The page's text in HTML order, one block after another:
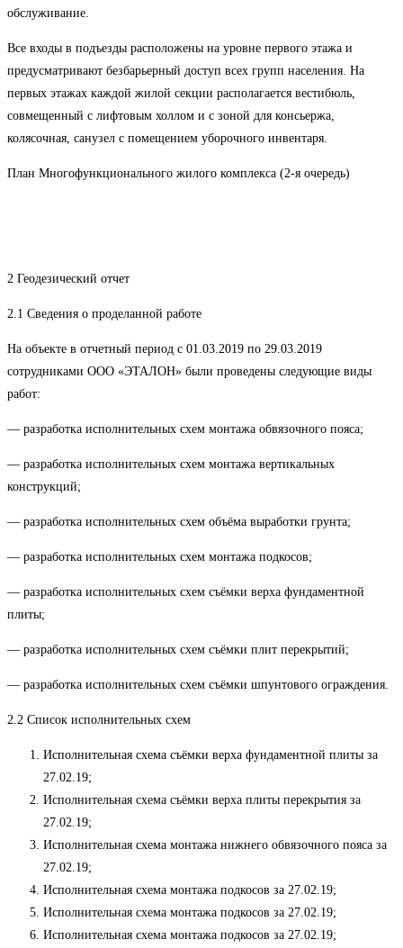
обслуживание.
Все входы в подъезды расположены на уровне первого этажа и
предусматривают безбарьерный доступ всех групп населения. На
первых этажах каждой жилой секции располагается вестибюль,
совмещенный с лифтовым холлом и с зоной для консьержа,
колясочная, санузел с помещением уборочного инвентаря.
План Многофункционального жилого комплекса (2-я очередь)
2 Геодезический отчет
2.1 Сведения о проделанной работе
На объекте в отчетный период с 01.03.2019 по 29.03.2019
сотрудниками ООО «ЭТАЛОН» были проведены следующие виды
работ:
— разработка исполнительных схем монтажа обвязочного пояса;
— разработка исполнительных схем монтажа вертикальных
конструкций;
— разработка исполнительных схем объёма выработки грунта;
— разработка исполнительных схем монтажа подкосов;
— разработка исполнительных схем съёмки верха фундаментной
плиты;
— разработка исполнительных схем съёмки плит перекрытий;
— разработка исполнительных схем съёмки шпунтового ограждения.
2.2 Список исполнительных схем
Исполнительная схема съёмки верха фундаментной плиты за
27.02.19;
Исполнительная схема съёмки верха плиты перекрытия за
27.02.19;
Исполнительная схема монтажа нижнего обвязочного пояса за
27.02.19;
Исполнительная схема монтажа подкосов за 27.02.19;
Исполнительная схема монтажа подкосов за 27.02.19;
Исполнительная схема монтажа подкосов за 27.02.19;